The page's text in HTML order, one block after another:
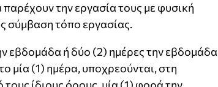
την εργασία τους με φυσική
σύμβαση τόπο εργασίας.
εβδομάδα ή δύο (2) ημέρες την εβδομάδα
μία (1) ημέρα, υποχρεούνται, στη